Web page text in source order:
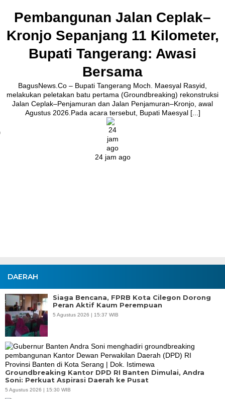
Pembangunan Jalan Ceplak–
Kronjo Sepanjang 11 Kilometer,
Bupati Tangerang: Awasi
Bersama
BagusNews.Co – Bupati Tangerang Moch. Maesyal Rasyid,
melakukan peletakan batu pertama (Groundbreaking) rekonstruksi
Jalan Ceplak–Penjamuran dan Jalan Penjamuran–Kronjo, awal
Agustus 2026.Pada acara tersebut, Bupati Maesyal [...]
24 jam ago
DAERAH
Siaga Bencana, FPRB Kota Cilegon Dorong
Peran Aktif Kaum Perempuan
5 Agustus 2026 | 15:37 WIB
Groundbreaking Kantor DPD RI Banten Dimulai, Andra
Soni: Perkuat Aspirasi Daerah ke Pusat
5 Agustus 2026 | 15:30 WIB